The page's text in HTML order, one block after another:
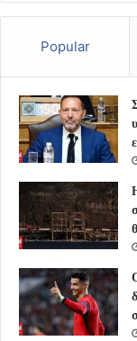
Popular